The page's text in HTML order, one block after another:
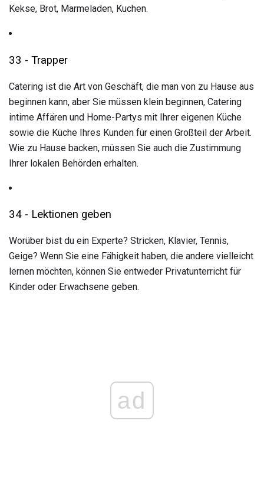
Kekse, Brot, Marmeladen, Kuchen.
33 - Trapper
Catering ist die Art von Geschäft, die man von zu Hause aus
beginnen kann, aber Sie müssen klein beginnen, Catering
intime Affären und Home-Partys mit Ihrer eigenen Küche
sowie die Küche Ihres Kunden für einen Großteil der Arbeit.
Wie zu Hause backen, müssen Sie auch die Zustimmung
Ihrer lokalen Behörden erhalten.
34 - Lektionen geben
Worüber bist du ein Experte? Stricken, Klavier, Tennis,
Geige? Wenn Sie eine Fähigkeit haben, die andere vielleicht
lernen möchten, können Sie entweder Privatunterricht für
Kinder oder Erwachsene geben.
ad